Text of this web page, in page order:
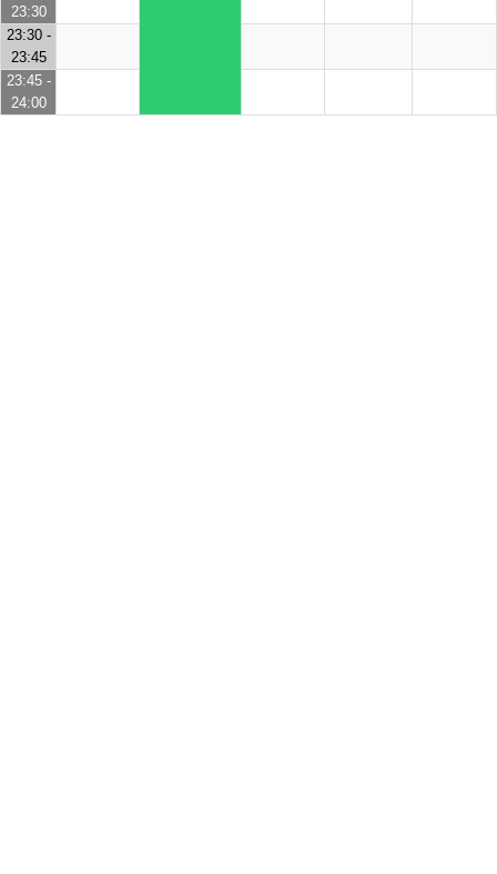
23:30
23:30 -
23:45
23:45 -
24:00